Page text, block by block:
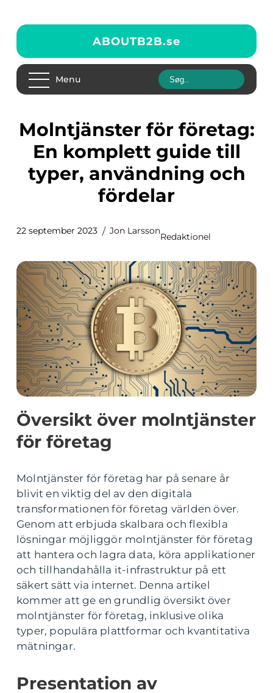
ABOUTB2B.se
Menu
Molntjänster för företag:
En komplett guide till
typer, användning och
fördelar
22 september 2023 Jon Larsson
Redaktionel
Översikt över molntjänster
för företag
Molntjänster för företag har på senare år
blivit en viktig del av den digitala
transformationen för företag världen över.
Genom att erbjuda skalbara och flexibla
lösningar möjliggör molntjänster för företag
att hantera och lagra data, köra applikationer
och tillhandahålla it-infrastruktur på ett
säkert sätt via internet. Denna artikel
kommer att ge en grundlig översikt över
molntjänster för företag, inklusive olika
typer, populära plattformar och kvantitativa
mätningar.
Presentation av